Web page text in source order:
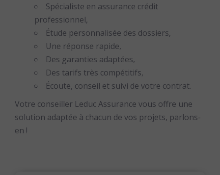
Spécialiste en assurance crédit
professionnel,
Étude personnalisée des dossiers,
Une réponse rapide,
Des garanties adaptées,
Des tarifs très compétitifs,
Écoute, conseil et suivi de votre contrat.
Votre conseiller Leduc Assurance vous offre une
solution adaptée à chacun de vos projets, parlons-
en !